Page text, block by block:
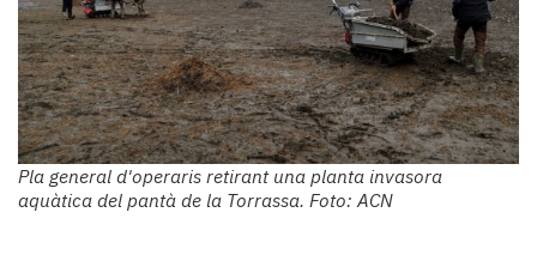
Pla general d'operaris retirant una planta invasora
aquàtica del pantà de la Torrassa. Foto: ACN